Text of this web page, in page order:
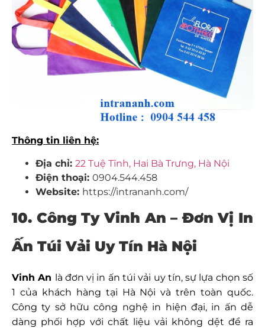
Thông tin liên hệ:
Địa chỉ: 22 Tuệ Tĩnh, Hai Bà Trưng, Hà Nội
Điện thoại: 0904.544.458
Website: https://intrananh.com/
10. Công Ty Vinh An – Đơn Vị In
Ấn Túi Vải Uy Tín Hà Nội
Vinh An là đơn vị in ấn túi vải uy tín, sự lựa chọn số
1 của khách hàng tại Hà Nội và trên toàn quốc.
Công ty sở hữu công nghệ in hiện đại, in ấn dễ
dàng phối hợp với chất liệu vải không dệt để ra